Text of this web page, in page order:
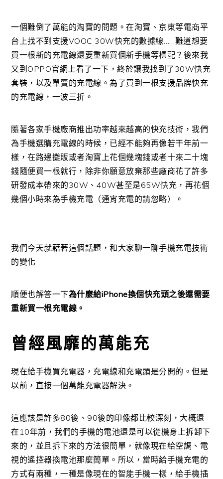
一個難倒了萬能的淘寶的問題。在淘寶、京東等電商平
台上找不到支援VOOC 30W快充的數據線……難道想要
買一根新的充電線還要重新買個新手機等標配？後來我
又到OPPO官網上看了一下，終於讓我找到了30W快充
套裝，以及單賣的充電線。為了買到一根支援品牌快充
的充電線，一波三折。
隨著各家手機廠商推出功率越來越高的快充技術，我們
為手機選購充電線的時候，已經不能夠再像若干年前一
樣，在路邊攤販或者淘寶上花個幾塊錢或者十來二十塊
錢隨便買一根就行，除非你願意放棄那些廠商花了許多
研發成本帶來的30W、40W甚至是65W快充，再花個
幾個小時來為手機充電（通宵充電的請忽略）。
我們今天就藉著這個話題，和大家聊一聊手機充電技術
的變化
順便也解答一下為什麼給iPhone換個快充頭之後還需要
重新買一根充電線。
曾經風靡的萬能充
現在給手機買充電器，充電線和充電頭是分開的。但是
以前，直接一個萬能充電器解決。
這應該是許多80後、90後的印像都比較深刻，大概還
在10年前，我們的手機的電池還是可以從機身上拆卸下
來的，並且拆下來的方法很簡單，就像現在給空調、電
視的遙控器換電池那麼簡單。所以，當時給手機充電的
方式有兩種，一種是像現在的智能手機一樣，給手機插